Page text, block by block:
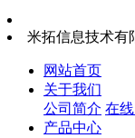
米拓信息技术有
网站首页
关于我们
公司简介 在
产品中心